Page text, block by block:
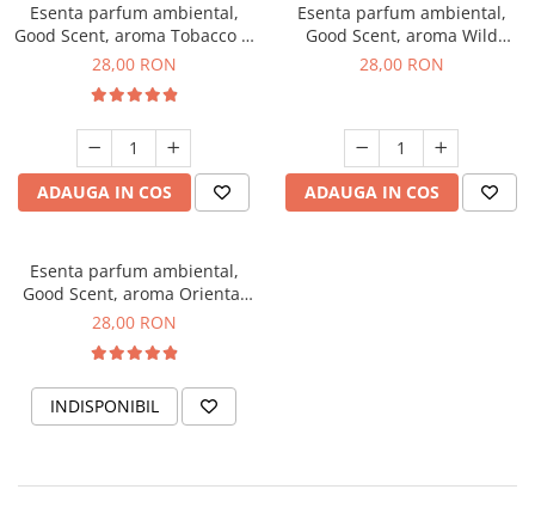
Esenta parfum ambiental,
Good Scent, aroma Tobacco &
Vanilla, 20 g
28,00 RON
ADAUGA IN COS
Esenta parfum ambiental,
Good Scent, aroma Wild
Sailor, 20 g
28,00 RON
ADAUGA IN COS
Esenta parfum ambiental,
Good Scent, aroma Oriental
Amber, 20 g
28,00 RON
INDISPONIBIL